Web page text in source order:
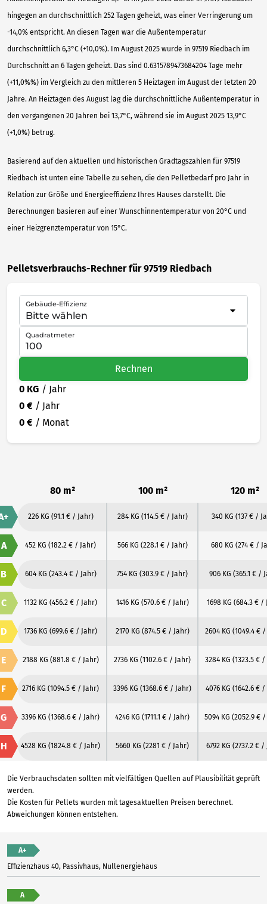
hingegen an durchschnittlich 252 Tagen geheizt, was einer Verringerung um
-14,0% entspricht. An diesen Tagen war die Außentemperatur
durchschnittlich 6,3°C (+10,0%). Im August 2025 wurde in 97519 Riedbach im
Durchschnitt an 6 Tagen geheizt. Das sind 0.6315789473684204 Tage mehr
(+11,0%%) im Vergleich zu den mittleren 5 Heiztagen im August der letzten 20
Jahre. An Heiztagen des August lag die durchschnittliche Außentemperatur in
den vergangenen 20 Jahren bei 13,7°C, während sie im August 2025 13,9°C
(+1,0%) betrug.
Basierend auf den aktuellen und historischen Gradtagszahlen für 97519
Riedbach ist unten eine Tabelle zu sehen, die den Pelletbedarf pro Jahr in
Relation zur Größe und Energieeffizienz Ihres Hauses darstellt. Die
Berechnungen basieren auf einer Wunschinnentemperatur von 20°C und
einer Heizgrenztemperatur von 15°C.
Pelletsverbrauchs-Rechner für 97519 Riedbach
Gebäude-Effizienz
Quadratmeter
Rechnen
0 KG / Jahr
0 € / Jahr
0 € / Monat
80 m² 100 m² 120 m²
226 KG (91.1 € / Jahr) 284 KG (114.5 € / Jahr) 340 KG (137 € /
A 452 KG (182.2 € / Jahr) 566 KG (228.1 € / Jahr) 680 KG (274 € /
B 604 KG (243.4 € / Jahr) 754 KG (303.9 € / Jahr) 906 KG (365.1 € /
C 1132 KG (456.2 € / Jahr) 1416 KG (570.6 € / Jahr) 1698 KG (684.3 € /
D 1736 KG (699.6 € / Jahr) 2170 KG (874.5 € / Jahr) 2604 KG (1049.4 €
E 2188 KG (881.8 € / Jahr) 2736 KG (1102.6 € / Jahr) 3284 KG (1323.5 € /
F 2716 KG (1094.5 € / Jahr) 3396 KG (1368.6 € / Jahr) 4076 KG (1642.6 € /
G 3396 KG (1368.6 € / Jahr) 4246 KG (1711.1 € / Jahr) 5094 KG (2052.9 €
H 4528 KG (1824.8 € / Jahr) 5660 KG (2281 € / Jahr) 6792 KG (2737.2 € /
Die Verbrauchsdaten sollten mit vielfältigen Quellen auf Plausibilität geprüft
werden.
Die Kosten für Pellets wurden mit tagesaktuellen Preisen berechnet.
Abweichungen können entstehen.
A+
Effizienzhaus 40, Passivhaus, Nullenergiehaus
A